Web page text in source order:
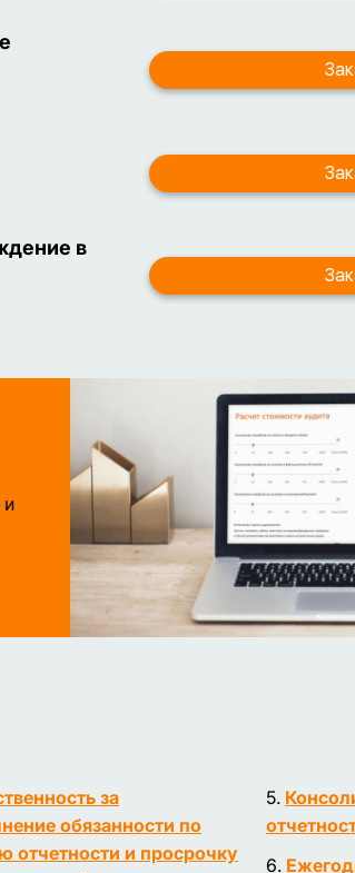
в
и
за
обязанности по
отчетности и просрочку